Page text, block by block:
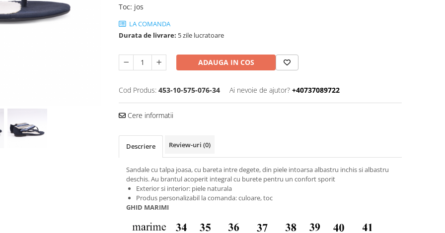
Toc: jos
LA COMANDA
Durata de livrare: 5 zile lucratoare
ADAUGA IN COS
Cod Produs: 453-10-575-076-34 Ai nevoie de ajutor? +40737089722
Cere informatii
Descriere Review-uri (0)
Sandale cu talpa joasa, cu bareta intre degete, din piele intoarsa albastru inchis si albastru
deschis. Au brantul acoperit integral cu burete pentru un confort sporit
Exterior si interior: piele naturala
Produs personalizabil la comanda: culoare, toc
GHID MARIMI